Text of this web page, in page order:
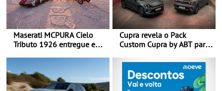
Maserati MCPURA Cielo
Tributo 1926 entregue em
Cupra revela o Pack
Custom Cupra by ABT para
Red Bull Ring